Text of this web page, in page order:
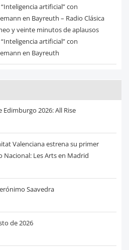
artificial” con
en Bayreuth – Radio Clásica
y veinte minutos de aplausos
artificial” con
en Bayreuth
2026: All Rise
Valenciana estrena su primer
Les Arts en Madrid
Saavedra
de 2026